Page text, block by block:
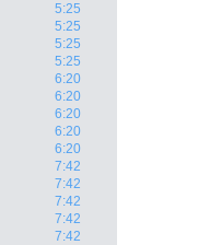
5:25
5:25
5:25
5:25
6:20
6:20
6:20
6:20
6:20
7:42
7:42
7:42
7:42
7:42